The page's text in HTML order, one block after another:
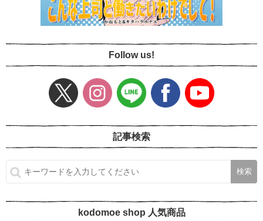
Follow us!
記事検索
kodomoe shop 人気商品